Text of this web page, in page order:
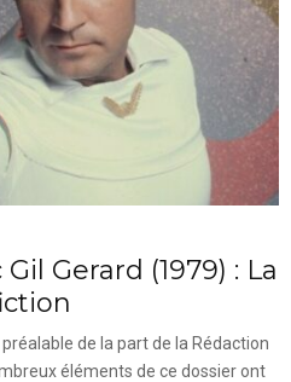
Gerard (1979) : La
de la part de la Rédaction
éléments de ce dossier ont